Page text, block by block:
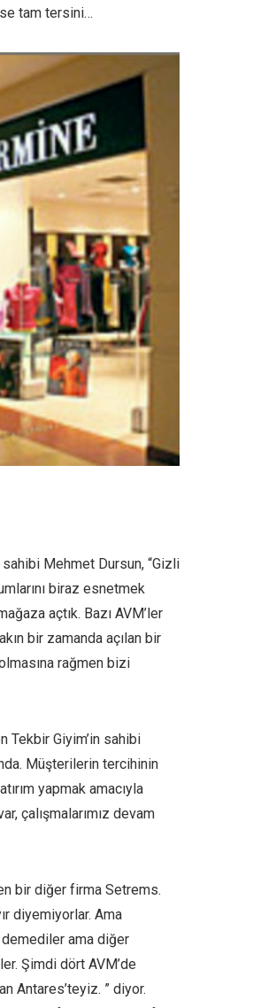
tam tersini…
sahibi Mehmet Dursun, “Gizli
biraz esnetmek
açtık. Bazı AVM’ler
bir zamanda açılan bir
rağmen bizi
Tekbir Giyim’in sahibi
Müşterilerin tercihinin
yapmak amacıyla
çalışmalarımız devam
bir diğer firma Setrems.
diyemiyorlar. Ama
demediler ama diğer
Şimdi dört AVM’de
Antares’teyiz. ” diyor.